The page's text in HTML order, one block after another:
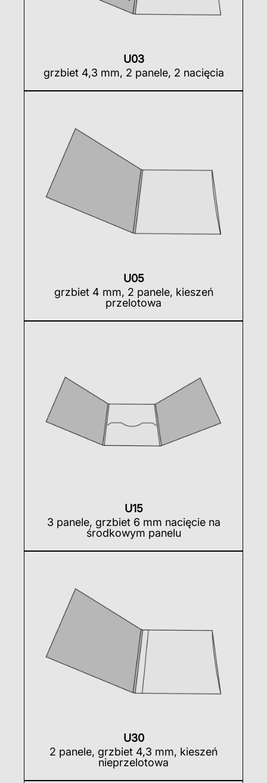
U03
grzbiet 4,3 mm, 2 panele, 2 nacięcia
U05
grzbiet 4 mm, 2 panele, kieszeń
przelotowa
U15
3 panele, grzbiet 6 mm nacięcie na
środkowym panelu
U30
2 panele, grzbiet 4,3 mm, kieszeń
nieprzelotowa